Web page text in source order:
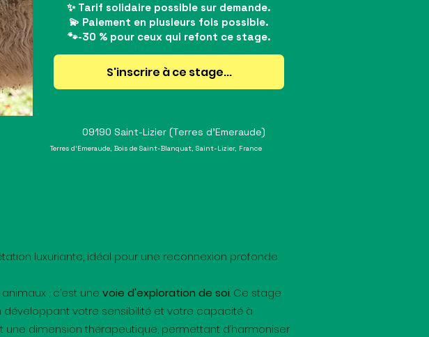
✨ Tarif solidaire possible sur demande.
💫 Paiement en plusieurs fois possible.
🐾-30 % pour ceux qui refont ce stage.
S'inscrire à ce stage...
09190 Saint-Lizier (Terres d'Emeraude)
Terres d'Emeraude, Bois de Saint-Blanquat, Saint-Lizier, France
luxuriante, idéal pour une reconnexion profonde
; c’est une voie d'exploration de soi. Ce stage
votre sensibilité et votre capacité à
dimension thérapeutique, permettant d’harmoniser